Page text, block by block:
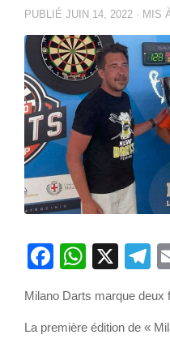
PUBLIÉ JUIN 14, 2022 · MIS
Facebook
X
Milano Darts marque deux
La première édition de «